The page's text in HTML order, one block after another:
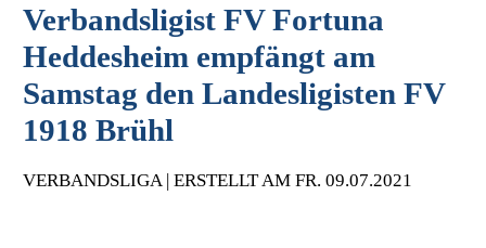
Verbandsligist FV Fortuna
Heddesheim empfängt am
Samstag den Landesligisten FV
1918 Brühl
VERBANDSLIGA | ERSTELLT AM FR. 09.07.2021